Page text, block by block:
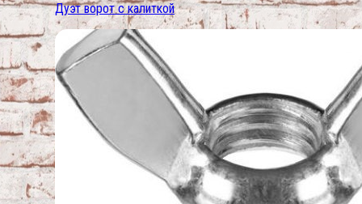
Дуэт ворот с калиткой